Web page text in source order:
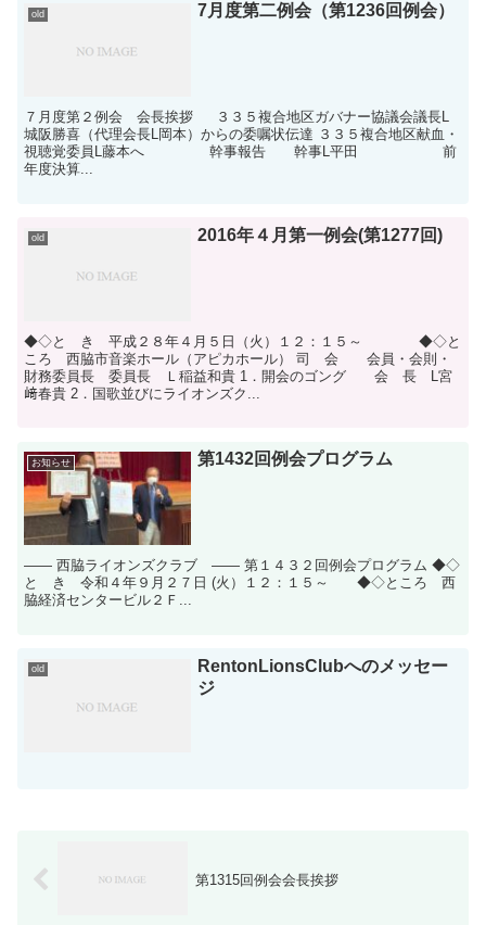
old 7月度第二例会（第1236回例会）
７月度第２例会 会長挨拶 ３３５複合地区ガバナー協議会議長L
城阪勝喜（代理会長L岡本）からの委嘱状伝達 ３３５複合地区献血・
視聴覚委員L藤本へ 幹事報告 幹事L平田 前
年度決算...
old 2016年４月第一例会(第1277回)
◆◇と き 平成２８年４月５日（火）１２：１５～ ◆◇と
ころ 西脇市音楽ホール（アピカホール） 司 会 会員・会則・
財務委員長 委員長 Ｌ稲益和貴 1．開会のゴング 会 長 L宮
﨑春貴 2．国歌並びにライオンズク...
お知らせ 第1432回例会プログラム
―― 西脇ライオンズクラブ ―― 第１４３２回例会プログラム ◆◇
と き 令和４年９月２７日 (火）１２：１５～ ◆◇ところ 西
脇経済センタービル２Ｆ...
old
RentonLionsClubへのメッセー
ジ
第1315回例会会長挨拶